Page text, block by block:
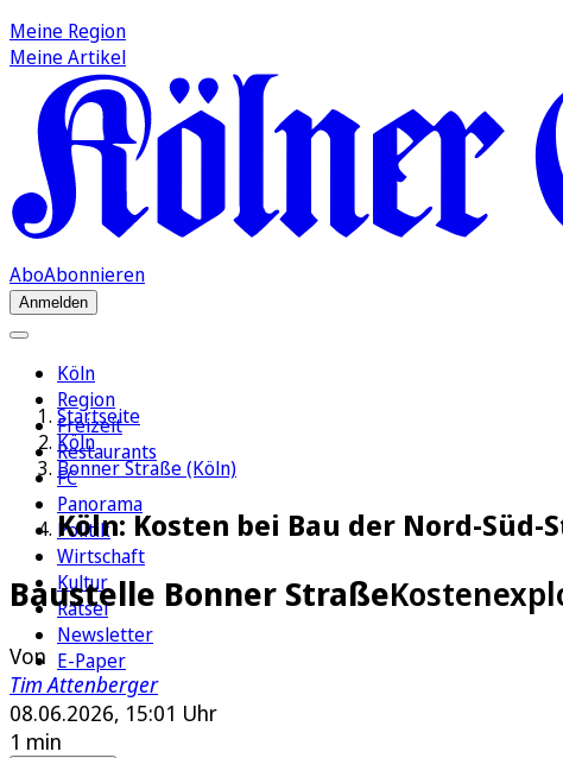
Meine Region
Meine Artikel
AboAbonnieren
Anmelden
Köln
Region
Freizeit
Restaurants
FC
Panorama
Politik
Wirtschaft
Kultur
Rätsel
Newsletter
E-Paper
Startseite
Köln
Bonner Straße (Köln)
Köln: Kosten bei Bau der Nord-
Baustelle Bonner Straße
Von
Tim Attenberger
08.06.2026, 15:01 Uhr
1 min